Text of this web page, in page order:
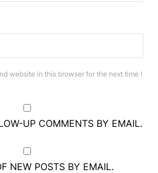
website in this browser for the next time I
UP COMMENTS BY EMAIL.
NEW POSTS BY EMAIL.